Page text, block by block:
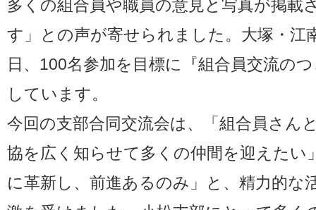
多くの組合員や職員の意見と写真が掲載
す」との声が寄せられました。大塚・江
日、100名参加を目標に『組合員交流の
しています。
今回の支部合同交流会は、「組合員さん
協を広く知らせて多くの仲間を迎えたい
に革新し、前進あるのみ」と、精力的な